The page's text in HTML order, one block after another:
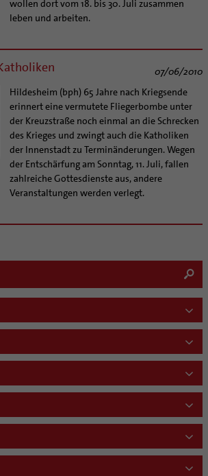
wollen dort vom 18. bis 30. Juli zusammen
leben und arbeiten.
07/06/2010
Hildesheim (bph) 65 Jahre nach Kriegsende
erinnert eine vermutete Fliegerbombe unter
der Kreuzstraße noch einmal an die Schrecken
des Krieges und zwingt auch die Katholiken
der Innenstadt zu Terminänderungen. Wegen
der Entschärfung am Sonntag, 11. Juli, fallen
zahlreiche Gottesdienste aus, andere
Veranstaltungen werden verlegt.